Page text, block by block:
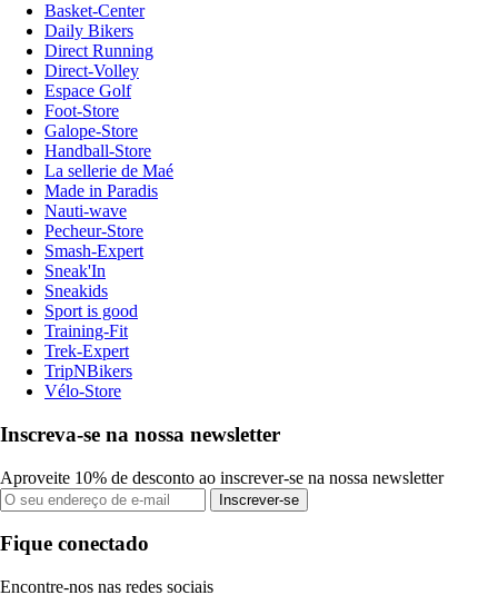
Basket-Center
Daily Bikers
Direct Running
Direct-Volley
Espace Golf
Foot-Store
Galope-Store
Handball-Store
La sellerie de Maé
Made in Paradis
Nauti-wave
Pecheur-Store
Smash-Expert
Sneak'In
Sneakids
Sport is good
Training-Fit
Trek-Expert
TripNBikers
Vélo-Store
Inscreva-se na nossa newsletter
Aproveite 10% de desconto ao inscrever-se na nossa newsletter
Inscrever-se
Fique conectado
Encontre-nos nas redes sociais